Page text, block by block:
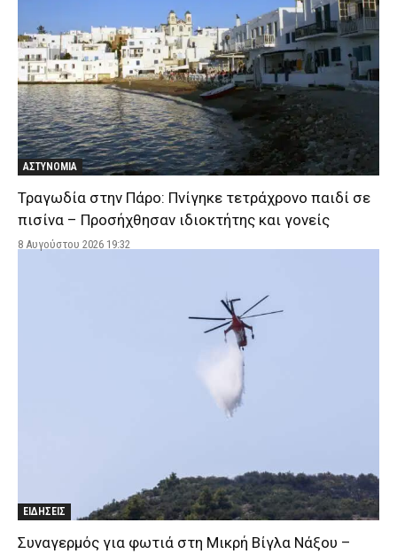
ΑΣΤΥΝΟΜΙΑ
Τραγωδία στην Πάρο: Πνίγηκε τετράχρονο παιδί σε
πισίνα – Προσήχθησαν ιδιοκτήτης και γονείς
8 Αυγούστου 2026 19:32
ΕΙΔΗΣΕΙΣ
Συναγερμός για φωτιά στη Μικρή Βίγλα Νάξου –